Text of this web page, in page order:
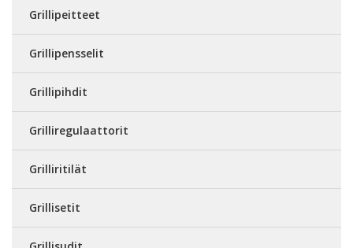
Grillipeitteet
Grillipensselit
Grillipihdit
Grilliregulaattorit
Grilliritilät
Grillisetit